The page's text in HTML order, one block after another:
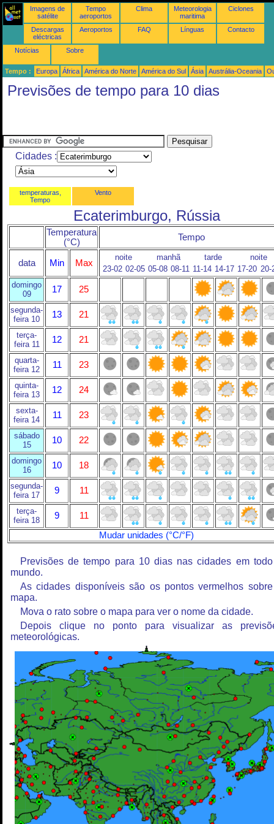
Imagens de
satélite
Tempo
aeroportos
Clima
Meteorologia
maritima
Ciclones
Descargas
eléctricas
Aeroportos FAQ Línguas Contacto
Notícias Sobre
Tempo : Europa África América do Norte América do Sul Ásia Austrália-Oceania
Previsões de tempo para 10 dias
Cidades :
temperaturas,
Tempo
Vento
Ecaterimburgo, Rússia
Temperatura
(°C)
Tempo
data Min Max
noite manhã tarde
noite
23-02 02-05 05-08 08-11 11-14 14-17 17-20 20-
domingo
09
17 25
segunda-
feira 10
13 21
terça-
feira 11
12 21
quarta-
feira 12
11 23
quinta-
feira 13
12 24
sexta-
feira 14
11 23
sábado
15
10 22
domingo
16
10 18
segunda-
feira 17
9 11
terça-
feira 18
9
11
Mudar unidades (°C/°F)
Previsões de tempo para 10 dias nas cidades em
mundo.
As cidades disponíveis são os pontos vermelhos
mapa.
Mova o rato sobre o mapa para ver o nome da cidade.
Depois clique no ponto para visualizar as
meteorológicas.